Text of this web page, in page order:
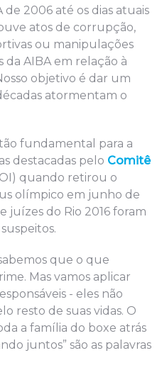
2006 até os dias atuais
atos de corrupção,
ou manipulações
AIBA em relação à
objetivo é dar um
atormentam o
fundamental para a
destacadas pelo Comitê
quando retirou o
olímpico em junho de
juízes do Rio 2016 foram
que o que
Mas vamos aplicar
​​- eles não
resto de suas vidas. O
a família do boxe atrás
juntos” são as palavras